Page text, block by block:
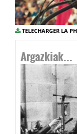
TELECHARGER LA
Argazkiak...